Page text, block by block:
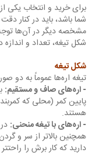
برای خرید و انتخاب یکی
شما باشد، باید در کنار
مشخصه دیگر در آن‌ها
شکل تیغه، تعداد و
شکل تیغه
تیغه اره‌ها عموماً به دو
- اره‌های صاف و مستقیم:
پایین کمر (محلی که
هستند.
- اره‌های با تیغه منحنی:
همچنین بالاتر از سر و گردن
دارید که کار برش را